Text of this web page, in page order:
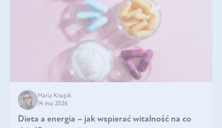
Maria Knapik
14 maj 2026
Dieta a energia – jak wspierać witalność na co